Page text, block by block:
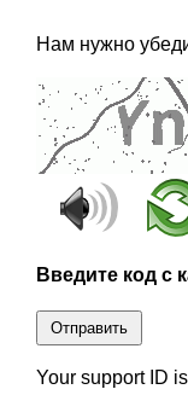
Нам нужно
Введите код с
Отправить
Your support ID